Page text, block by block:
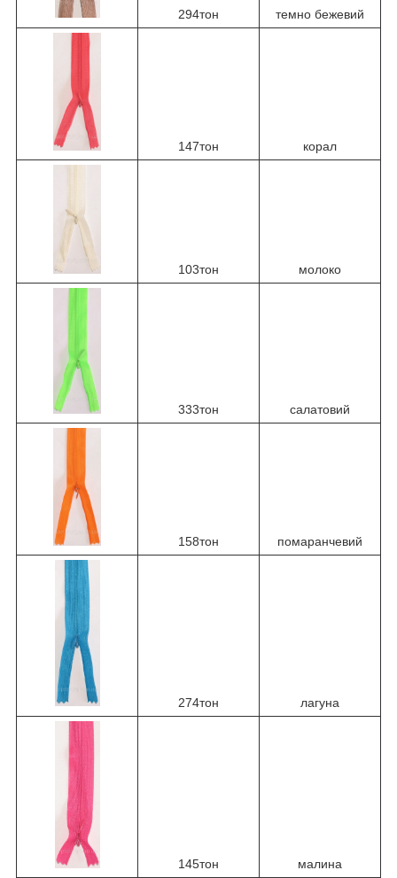
294тон темно бежевий
147тон корал
103тон молоко
333тон салатовий
158тон помаранчевий
274тон лагуна
145тон малина